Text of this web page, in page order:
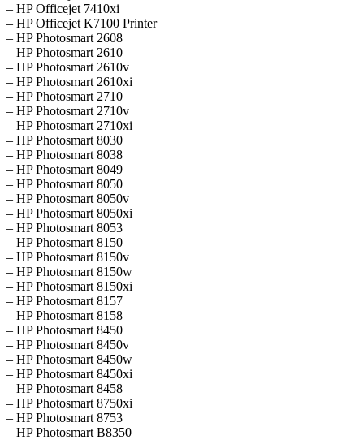
– HP Officejet 7410xi
– HP Officejet K7100 Printer
– HP Photosmart 2608
– HP Photosmart 2610
– HP Photosmart 2610v
– HP Photosmart 2610xi
– HP Photosmart 2710
– HP Photosmart 2710v
– HP Photosmart 2710xi
– HP Photosmart 8030
– HP Photosmart 8038
– HP Photosmart 8049
– HP Photosmart 8050
– HP Photosmart 8050v
– HP Photosmart 8050xi
– HP Photosmart 8053
– HP Photosmart 8150
– HP Photosmart 8150v
– HP Photosmart 8150w
– HP Photosmart 8150xi
– HP Photosmart 8157
– HP Photosmart 8158
– HP Photosmart 8450
– HP Photosmart 8450v
– HP Photosmart 8450w
– HP Photosmart 8450xi
– HP Photosmart 8458
– HP Photosmart 8750xi
– HP Photosmart 8753
– HP Photosmart B8350